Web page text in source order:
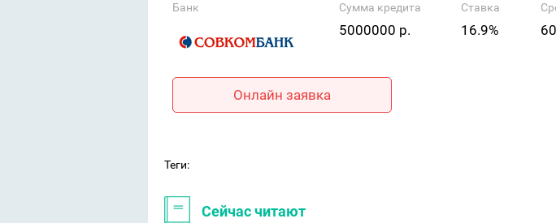
Банк Сумма кредита
5000000 р.
Ставка
16.9%
Онлайн заявка
Теги:
Сейчас читают